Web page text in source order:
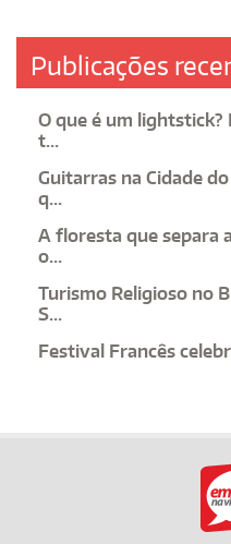
Publicações
O que é um
t...
Guitarras na Cidade
q...
A floresta que separa
o...
Turismo Religioso no
S...
Festival Francês